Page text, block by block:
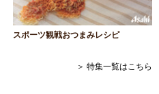
スポーツ観戦おつまみレシピ
＞ 特集一覧はこちら